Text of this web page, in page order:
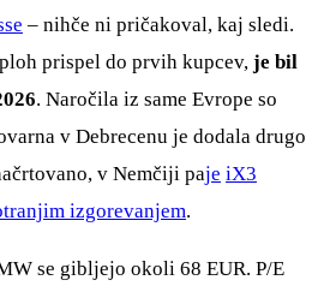
– nihče ni pričakoval, kaj sledi.
prispel do prvih kupcev, je bil
. Naročila iz same Evrope so
v Debrecenu je dodala drugo
v Nemčiji paje iX3
izgorevanjem.
se gibljejo okoli 68 EUR. P/E